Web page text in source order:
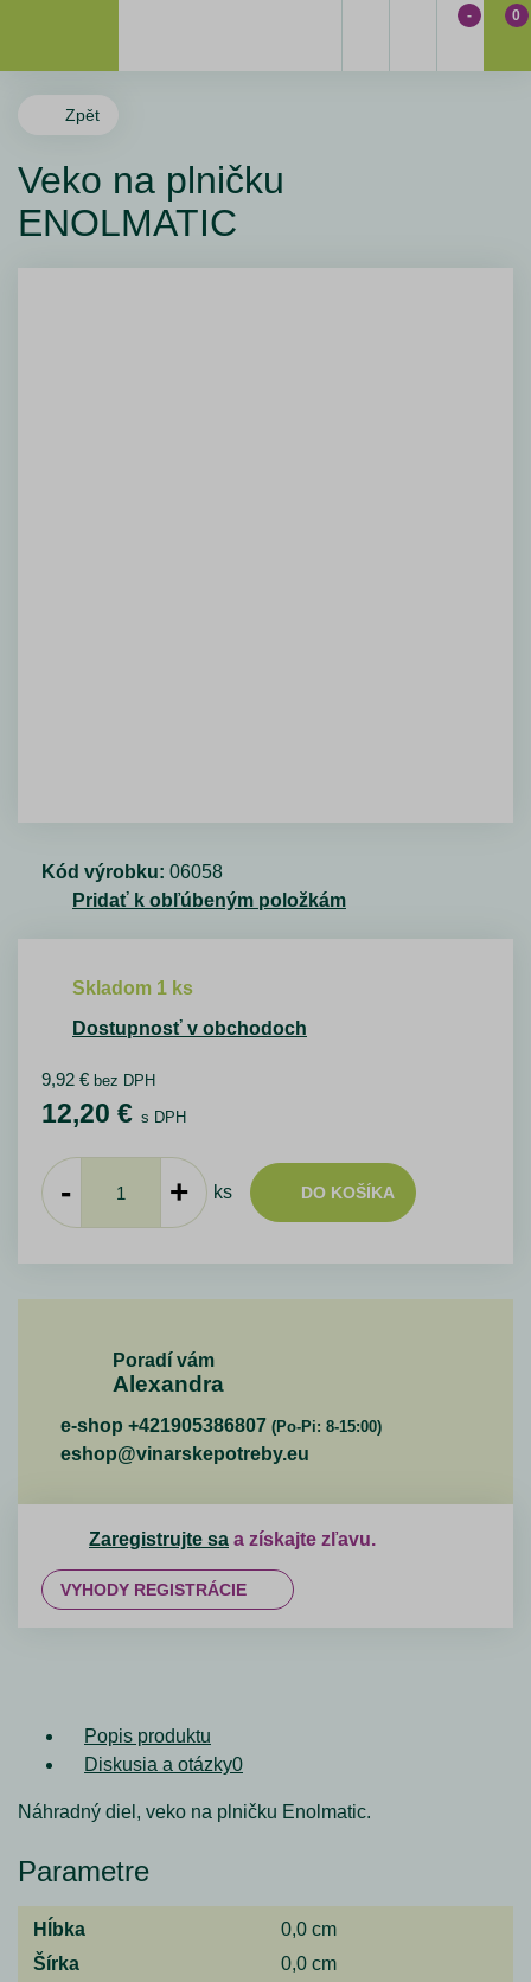
- 0
Zpět
Veko na plničku
ENOLMATIC
Kód výrobku: 06058
Pridať k obľúbeným položkám
Skladom 1 ks
Dostupnosť v obchodoch
9,92 € bez DPH
12,20 € s DPH
- + ks DO KOŠÍKA
Poradí vám
Alexandra
e-shop +421905386807 (Po-Pi: 8-15:00)
eshop@vinarskepotreby.eu
Zaregistrujte sa a získajte zľavu.
VYHODY REGISTRÁCIE
Popis produktu
Diskusia a otázky0
Náhradný diel, veko na plničku Enolmatic.
Parametre
Hĺbka
0,0 cm
Šírka
0,0 cm